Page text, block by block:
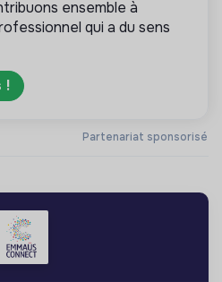
Partenariat sponsorisé
ensemble à
qui a du sens
!